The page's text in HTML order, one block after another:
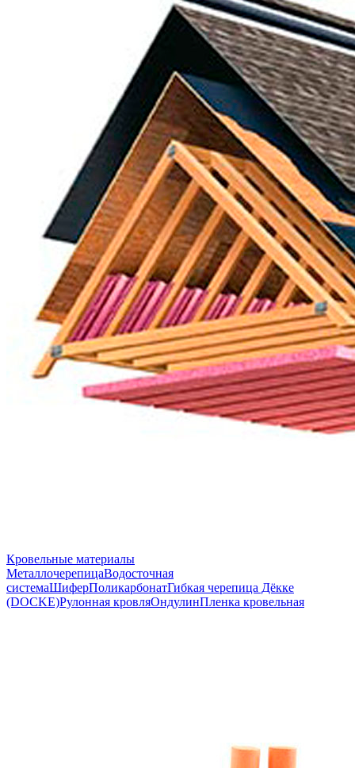
Кровельные материалы
МеталлочерепицаВодосточная
системаШиферПоликарбонатГибкая черепица Дёкке
(DOCKE)Рулонная кровляОндулинПленка кровельная